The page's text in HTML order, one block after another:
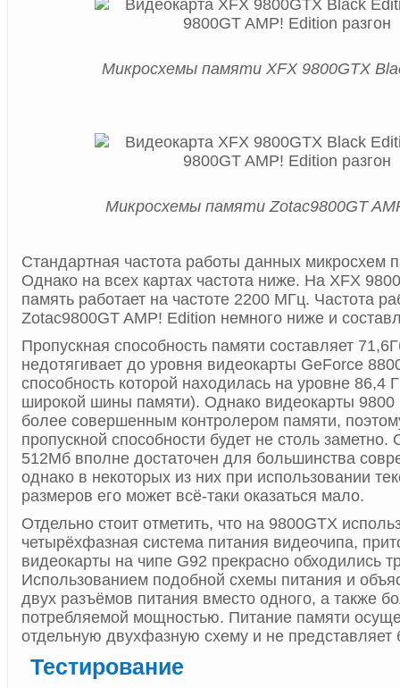
Микросхемы памяти XFX 9800GTX
Микросхемы памяти Zotac9800GT
Стандартная частота работы данных микросхем
Однако на всех картах частота ниже. На XFX
память работает на частоте 2200 МГц. Частота
Zotac9800GT AMP! Edition немного ниже и
Пропускная способность памяти составляет
недотягивает до уровня видеокарты GeForce
способность которой находилась на уровне 86,4
широкой шины памяти). Однако видеокарты 9800
более совершенным контролером памяти,
пропускной способности будет не столь
512Мб вполне достаточен для большинства
однако в некоторых из них при использовании
размеров его может всё-таки оказаться мало.
Отдельно стоит отметить, что на 9800GTX
четырёхфазная система питания видеочипа,
видеокарты на чипе G92 прекрасно обходились
Использованием подобной схемы питания и
двух разъёмов питания вместо одного, а также
потребляемой мощностью. Питание памяти
отдельную двухфазную схему и не представляет
Тестирование